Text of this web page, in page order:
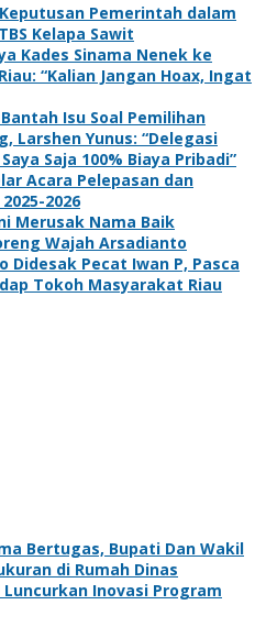
Pemerintah dalam
Kelapa Sawit
Kades Sinama Nenek ke
“Kalian Jangan Hoax, Ingat
Bantah Isu Soal Pemilihan
Larshen Yunus: “Delegasi
Saja 100% Biaya Pribadi”
Acara Pelepasan dan
2026
Merusak Nama Baik
Wajah Arsadianto
Didesak Pecat Iwan P, Pasca
Tokoh Masyarakat Riau
Bertugas, Bupati Dan Wakil
di Rumah Dinas
Luncurkan Inovasi Program